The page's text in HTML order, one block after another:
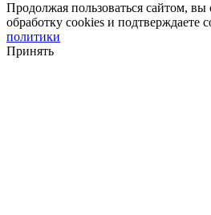
Продолжая пользоваться сайтом, вы
обработку cookies и подтверждаете
политики
Принять